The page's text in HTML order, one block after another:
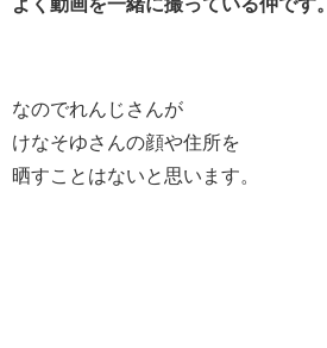
なのでれんじさんが
けなそゆさんの顔や住所を
晒すことはないと思います。